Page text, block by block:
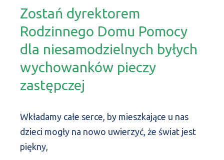
Zostań dyrektorem
Rodzinnego Domu Pomocy
dla niesamodzielnych byłych
wychowanków pieczy
zastępczej
Wkładamy całe serce, by mieszkające u nas
dzieci mogły na nowo uwierzyć, że świat jest
piękny,